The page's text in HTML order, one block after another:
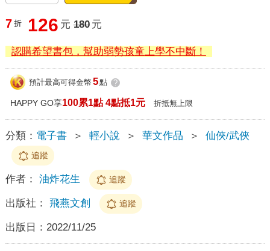
7 折 126 元 180 元
認購希望書包，幫助弱勢孩童上學不中斷！
預計最高可得金幣 5點 ?
HAPPY GO享100累1點 4點抵1元 折抵無上限
分類： 電子書 ＞ 輕小說 ＞ 華文作品 ＞ 仙俠/武俠
追蹤
作者： 油炸花生 追蹤
出版社： 飛燕文創 追蹤
出版日： 2022/11/25